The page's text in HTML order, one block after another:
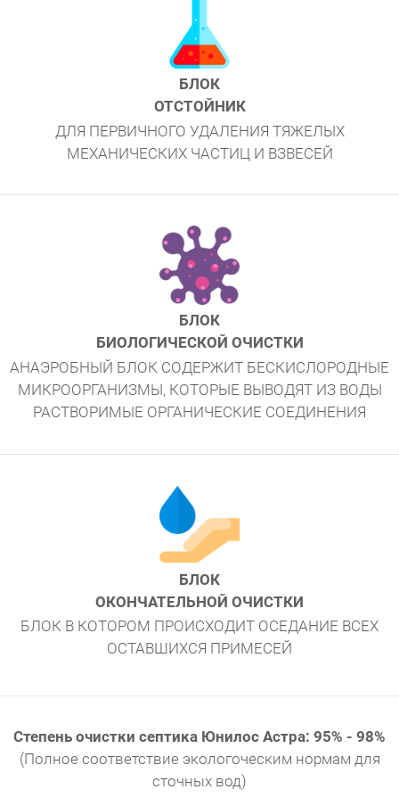
БЛОК
ОТСТОЙНИК
ДЛЯ ПЕРВИЧНОГО УДАЛЕНИЯ ТЯЖЕЛЫХ
МЕХАНИЧЕСКИХ ЧАСТИЦ И ВЗВЕСЕЙ
БЛОК
БИОЛОГИЧЕСКОЙ ОЧИСТКИ
АНАЭРОБНЫЙ БЛОК СОДЕРЖИТ БЕСКИСЛОРОДНЫЕ
МИКРООРГАНИЗМЫ, КОТОРЫЕ ВЫВОДЯТ ИЗ ВОДЫ
РАСТВОРИМЫЕ ОРГАНИЧЕСКИЕ СОЕДИНЕНИЯ
БЛОК
ОКОНЧАТЕЛЬНОЙ ОЧИСТКИ
БЛОК В КОТОРОМ ПРОИСХОДИТ ОСЕДАНИЕ ВСЕХ
ОСТАВШИХСЯ ПРИМЕСЕЙ
Степень очистки септика Юнилос Астра: 95% - 98%
(Полное соответствие экологоческим нормам для
сточных вод)